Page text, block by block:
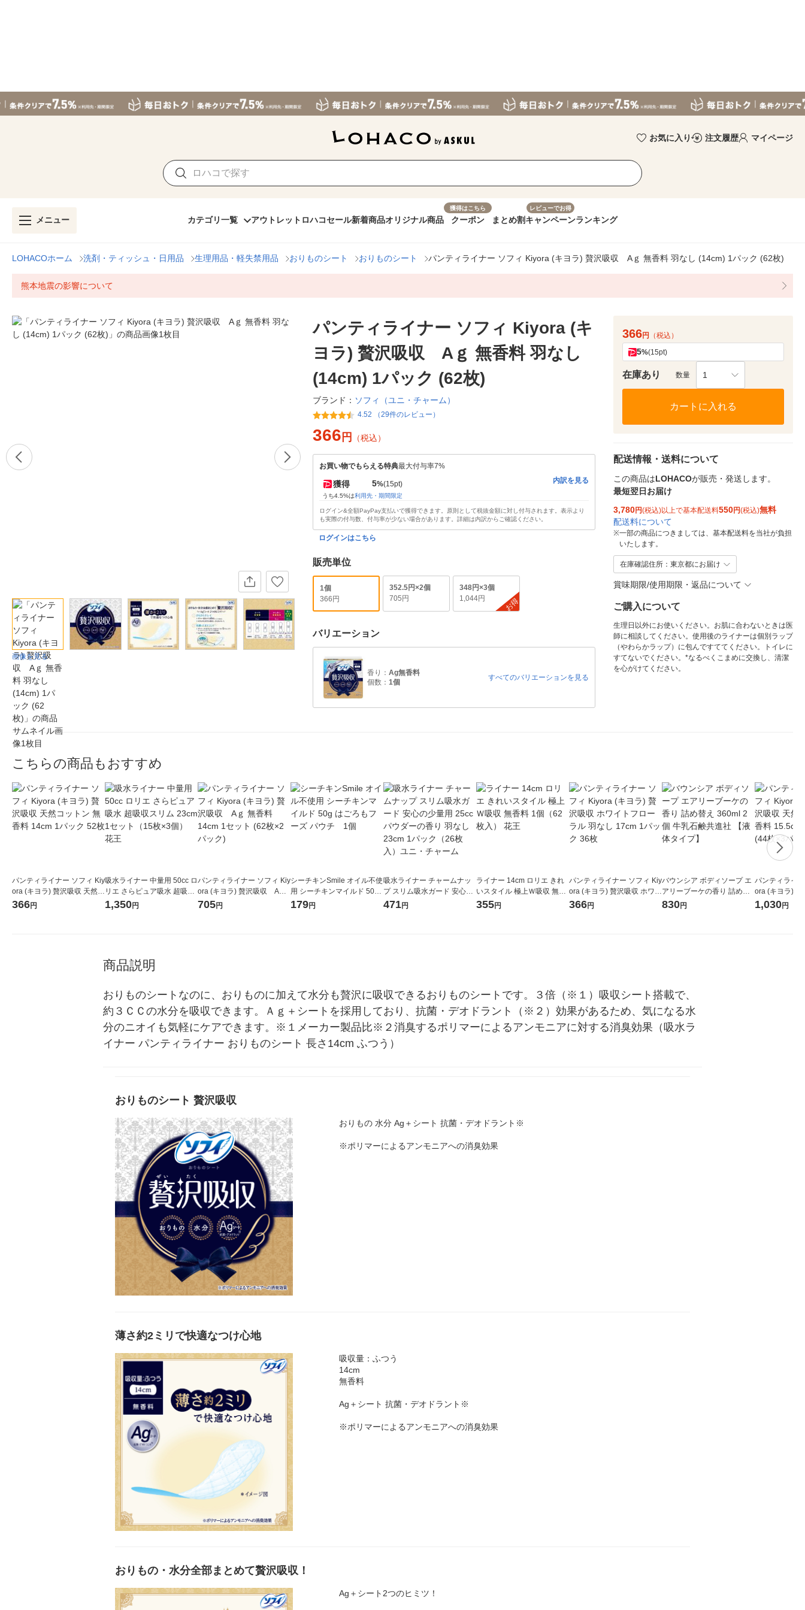
お気に入り 注文履歴 マイページ
メニュー カテゴリ一覧 アウトレット ロハコセール新着商品オリジナル商品
獲得はこちら
クーポン まとめ割
レビューでお得
キャンペーンランキング
LOHACOホーム 洗剤・ティッシュ・日用品 生理用品・軽失禁用品 おりものシート おりものシート パンティライナー ソフィ Kiyora (キヨラ) 贅沢吸収 Aｇ 無香料 羽なし (14cm) 1パック (62枚)
熊本地震の影響について
画像を見る
パンティライナー ソフィ Kiyora (キ
ヨラ) 贅沢吸収 Aｇ 無香料 羽なし
(14cm) 1パック (62枚)
ブランド： ソフィ（ユニ・チャーム）
4.52 （29件のレビュー）
366 円 （税込）
お買い物でもらえる特典最大付与率7%
獲得 5%(15pt)
うち4.5%は利用先・期間限定
内訳を見る
ログイン&全額PayPay支払いで獲得できます。原則として税抜金額に対し付与されます。表示より
も実際の付与数、付与率が少ない場合があります。詳細は内訳からご確認ください。
ログインはこちら
販売単位
1個
366円
352.5円×2個
705円
348円×3個
1,044円
お得
バリエーション
香り： Ag無香料
個数： 1個
すべてのバリエーションを見る
366円 （税込）
5%(15pt)
在庫あり 数量 1
カートに入れる
配送情報・送料について
この商品はLOHACOが販売・発送します。
最短翌日お届け
3,780円(税込)以上で基本配送料550円(税込)無料
配送料について
※一部の商品につきましては、基本配送料を当社が負担
いたします。
在庫確認住所：東京都にお届け
賞味期限/使用期限・返品について
ご購入について
生理日以外にお使いください。お肌に合わないときは医
師に相談してください。使用後のライナーは個別ラップ
（やわらかラップ）に包んですててください。トイレに
すてないでください。*なるべくこまめに交換し、清潔
を心がけてください。
こちらの商品もおすすめ
パンティライナー ソフィ Kiy
ora (キヨラ) 贅沢吸収 天然コ
ットン 無香料 14cm 1パック
366円
吸水ライナー 中量用 50cc ロ
リエ さらピュア吸水 超吸収
スリム 23cm 1セット（15枚
1,350円
パンティライナー ソフィ Kiy
ora (キヨラ) 贅沢吸収 Aｇ
無香料 14cm 1セット (62枚×
705円
シーチキンSmile オイル不使
用 シーチキンマイルド 50g
はごろもフーズ パウチ 1個
179円
吸水ライナー チャームナッ
プ スリム吸水ガード 安心の
少量用 25cc パウダーの香り
471円
ライナー 14cm ロリエ きれ
いスタイル 極上Ｗ吸収 無香
料 1個（62枚入） 花王
355円
パンティライナー ソフィ Kiy
ora (キヨラ) 贅沢吸収 ホワイ
トフローラル 羽なし 17cm 1
366円
バウンシア ボディソープ エ
アリーブーケの香り 詰め替
え 360ml 2個 牛乳石鹸共進
830円
パンティライ
ora (キヨラ) 贅
ットン 無香料
1,030円
商品説明
おりものシートなのに、おりものに加えて水分も贅沢に吸収できるおりものシートです。３倍（※１）吸収シート搭載で、
約３ＣＣの水分を吸収できます。Ａｇ＋シートを採用しており、抗菌・デオドラント（※２）効果があるため、気になる水
分のニオイも気軽にケアできます。※１メーカー製品比※２消臭するポリマーによるアンモニアに対する消臭効果（吸水ラ
イナー パンティライナー おりものシート 長さ14cm ふつう）
おりものシート 贅沢吸収
おりもの 水分 Ag＋シート 抗菌・デオドラント※
※ポリマーによるアンモニアへの消臭効果
薄さ約2ミリで快適なつけ心地
吸収量：ふつう
14cm
無香料
Ag＋シート 抗菌・デオドラント※
※ポリマーによるアンモニアへの消臭効果
おりもの・水分全部まとめて贅沢吸収！
Ag＋シート2つのヒミツ！